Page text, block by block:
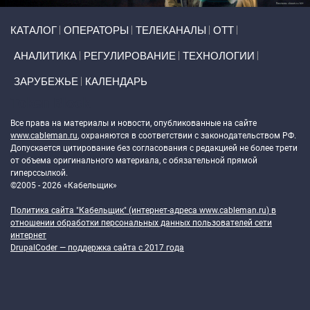
КАТАЛОГ ОПЕРАТОРЫ ТЕЛЕКАНАЛЫ ОТТ
АНАЛИТИКА РЕГУЛИРОВАНИЕ ТЕХНОЛОГИИ
ЗАРУБЕЖЬЕ КАЛЕНДАРЬ
Все права на материалы и новости, опубликованные на сайте
www.cableman.ru, охраняются в соответствии с законодательством РФ.
Допускается цитирование без согласования с редакцией не более трети
от объема оригинального материала, с обязательной прямой
гиперссылкой.
©2005 - 2026 «Кабельщик»
Политика сайта "Кабельщик" (интернет-адреса www.cableman.ru) в
отношении обработки персональных данных пользователей сети
интернет
DrupalCoder — поддержка сайта c 2017 года